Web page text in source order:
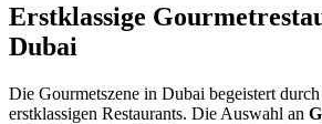
Erstklassige
Dubai
Die Gourmetszene in Dubai begeistert
erstklassigen Restaurants. Die Auswahl an